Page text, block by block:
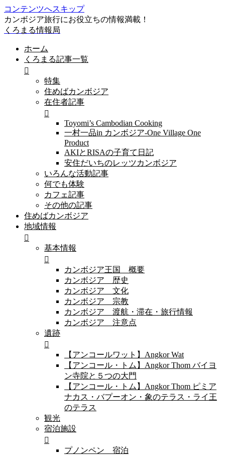
コンテンツへスキップ
カンボジア旅行にお役立ちの情報満載！
くろまる情報局
ホーム
くろまる記事一覧
特集
住めばカンボジア
在住者記事
Toyomi’s Cambodian Cooking
一村一品in カンボジア-One Village One
Product
AKIとRISAの子育て日記
安住だいちのレッツカンボジア
いろんな活動記事
何でも体験
カフェ記事
その他の記事
住めばカンボジア
地域情報
基本情報
カンボジア王国 概要
カンボジア 歴史
カンボジア 文化
カンボジア 宗教
カンボジア 渡航・滞在・旅行情報
カンボジア 注意点
遺跡
【アンコールワット】Angkor Wat
【アンコール・トム】Angkor Thom バイヨ
ン寺院と５つの大門
【アンコール・トム】Angkor Thom ピミア
ナカス・バプーオン・象のテラス・ライ王
のテラス
観光
宿泊施設
プノンペン 宿泊